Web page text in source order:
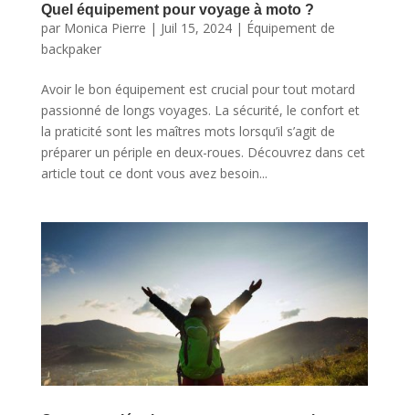
Quel équipement pour voyage à moto ?
par Monica Pierre | Juil 15, 2024| Équipement de
backpaker
Avoir le bon équipement est crucial pour tout motard
passionné de longs voyages. La sécurité, le confort et
la praticité sont les maîtres mots lorsqu’il s’agit de
préparer un périple en deux-roues. Découvrez dans cet
article tout ce dont vous avez besoin...